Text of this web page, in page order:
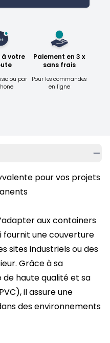
à votre
ou par
Paiement en 3 x
sans frais
Pour les commandes
en ligne
pour vos projets
auxcontainers
fournit une couverture
sites industriels ou des
Grâce à sa
haute qualité et sa
il assure une
des environnements